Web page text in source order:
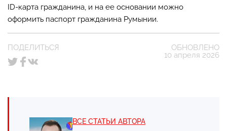
ID-карта гражданина, и на ее основании можно
оформить паспорт гражданина Румынии.
ПОДЕЛИТЬСЯ
ОБНОВЛЕНО
10 апреля 2026
ВСЕ СТАТЬИ АВТОРА